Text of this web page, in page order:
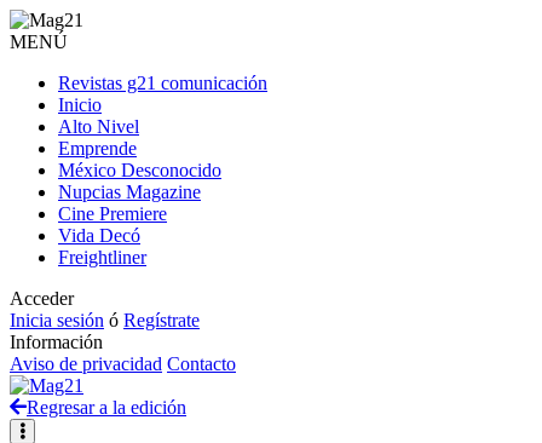
MENÚ
Revistas g21 comunicación
Inicio
Alto Nivel
Emprende
México Desconocido
Nupcias Magazine
Cine Premiere
Vida Decó
Freightliner
Acceder
Inicia sesión ó Regístrate
Información
Aviso de privacidad Contacto
Regresar a la edición